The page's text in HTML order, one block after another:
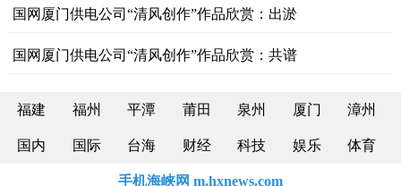
国网厦门供电公司“清风创作”作品欣赏：出淤
国网厦门供电公司“清风创作”作品欣赏：共谱
福建 福州 平潭 莆田 泉州 厦门 漳州
国内 国际 台海 财经 科技 娱乐 体育
手机海峡网 m.hxnews.com